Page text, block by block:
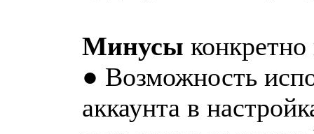
Минусы
● Возможность
аккаунта в